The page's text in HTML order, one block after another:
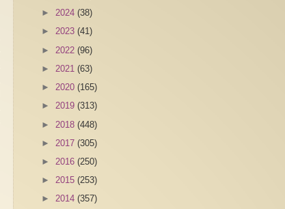
► 2024 (38)
► 2023 (41)
► 2022 (96)
► 2021 (63)
► 2020 (165)
► 2019 (313)
► 2018 (448)
► 2017 (305)
► 2016 (250)
► 2015 (253)
► 2014 (357)